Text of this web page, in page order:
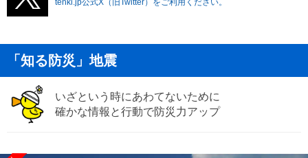
tenki.jp公式X（旧Twitter）をご利用ください。
「知る防災」地震
いざという時にあわてないために
確かな情報と行動で防災力アップ